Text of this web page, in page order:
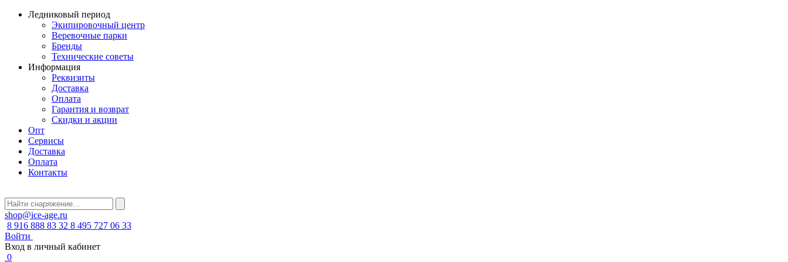
Ледниковый период
Экипировочный центр
Веревочные парки
Бренды
Технические советы
Информация
Реквизиты
Доставка
Оплата
Гарантия и возврат
Скидки и акции
Опт
Сервисы
Доставка
Оплата
Контакты
shop@ice-age.ru
8 916 888 83 32 8 495 727 06 33
Войти
Вход в личный кабинет
0